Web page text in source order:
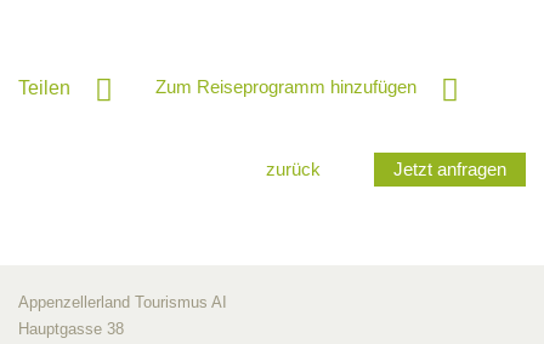
Teilen Zum Reiseprogramm hinzufügen
zurück Jetzt anfragen
Appenzellerland Tourismus AI
Hauptgasse 38